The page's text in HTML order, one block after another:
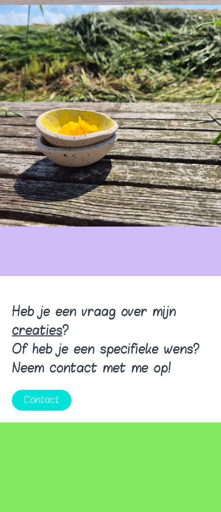
Heb je een vraag over mijn
creaties?
Of heb je een specifieke wens?
Neem contact met me op!
Contact